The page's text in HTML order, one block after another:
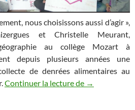
nous choisissons aussi d’agir »,
et Christelle Meurant,
géographie au collège Mozart à
depuis plusieurs années une
de denrées alimentaires au
Continuer la lecture de Danjoutin :
→